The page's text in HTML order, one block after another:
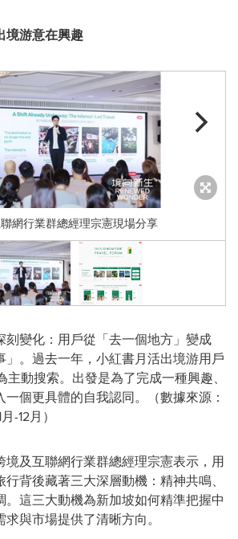
境游意在興趣
網行業群總經理宗憲現場分享
刻變化：用戶從「去一個地方」變成
」。過去一年，小紅書月活出境游用戶
主動搜索。出發是為了完成一種興趣、
個更具體的自我認同。（數據來源：
-12月）
境及互聯網行業群總經理宗憲表示，用
背後藏著三大深層動機：精神共鳴、
。這三大動機為新加坡如何精準把握中
與市場提供了清晰方向。